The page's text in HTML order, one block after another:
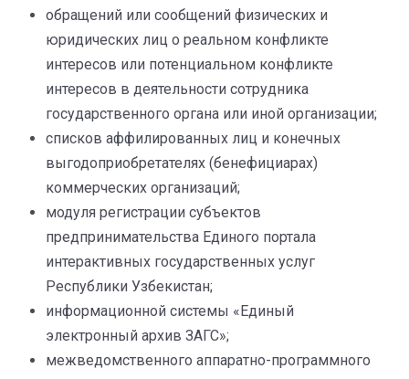
обращений или сообщений физических и
юридических лиц о реальном конфликте
интересов или потенциальном конфликте
интересов в деятельности сотрудника
государственного органа или иной организации;
списков аффилированных лиц и конечных
выгодоприобретателях (бенефициарах)
коммерческих организаций;
модуля регистрации субъектов
предпринимательства Единого портала
интерактивных государственных услуг
Республики Узбекистан;
информационной системы «Единый
электронный архив ЗАГС»;
межведомственного аппаратно-программного